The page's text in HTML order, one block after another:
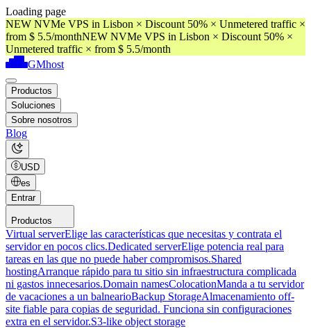
Loading page
NEW NVMe VPS in Lisbon × Discount 50% × Unmetered traffic ×
from $ 5.5/monthNEW NVMe VPS in Lisbon × Discount 50% ×
Unmetered traffic × from $ 5.5/month
GMhost
Productos
Soluciones
Sobre nosotros
Blog
USD
es
Entrar
Productos
Virtual serverElige las características que necesitas y contrata el
servidor en pocos clics.Dedicated serverElige potencia real para
tareas en las que no puede haber compromisos.Shared
hostingArranque rápido para tu sitio sin infraestructura complicada
ni gastos innecesarios.Domain namesColocationManda a tu servidor
de vacaciones a un balnearioBackup StorageAlmacenamiento off-
site fiable para copias de seguridad. Funciona sin configuraciones
extra en el servidor.S3-like object storage